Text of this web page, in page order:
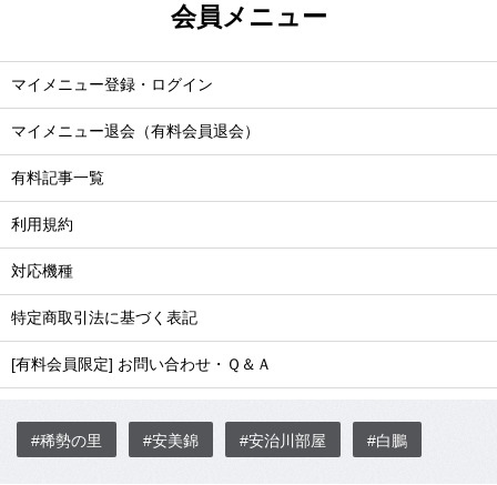
会員メニュー
マイメニュー登録・ログイン
マイメニュー退会（有料会員退会）
有料記事一覧
利用規約
対応機種
特定商取引法に基づく表記
[有料会員限定] お問い合わせ・Ｑ＆Ａ
#稀勢の里 #安美錦 #安治川部屋 #白鵬